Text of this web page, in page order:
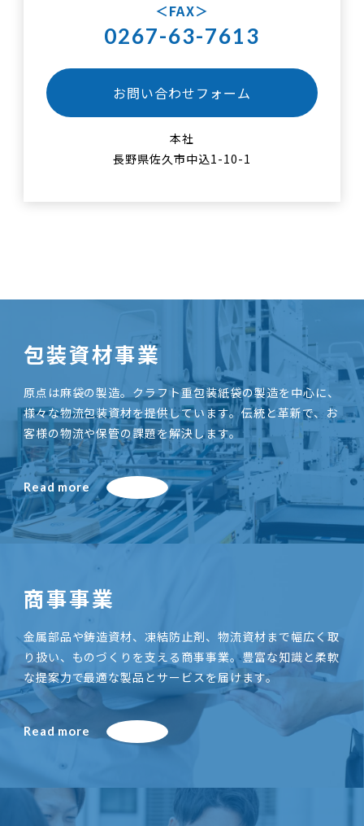
FAX
0267-63-7613
お問い合わせフォーム
本社
長野県佐久市中込1-10-1
包装資材事業
原点は麻袋の製造。クラフト重包装紙袋の製造を中心に、
様々な物流包装資材を提供しています。伝統と革新で、お
客様の物流や保管の課題を解決します。
Read more
商事事業
金属部品や鋳造資材、凍結防止剤、物流資材まで幅広く取
り扱い、ものづくりを支える商事事業。豊富な知識と柔軟
な提案力で最適な製品とサービスを届けます。
Read more